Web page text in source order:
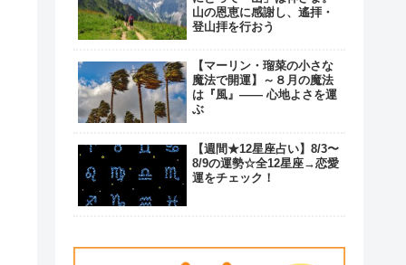
山の恩恵に感謝し、遙拝・
登山拝を行おう
【マーリン・瑠菜の小さな
魔法で開運】～８月の魔法
は『風』―― 心地よさを運
ぶ
【週間★12星座占い】8/3〜
8/9の運勢☆全12星座→恋愛
運をチェック！